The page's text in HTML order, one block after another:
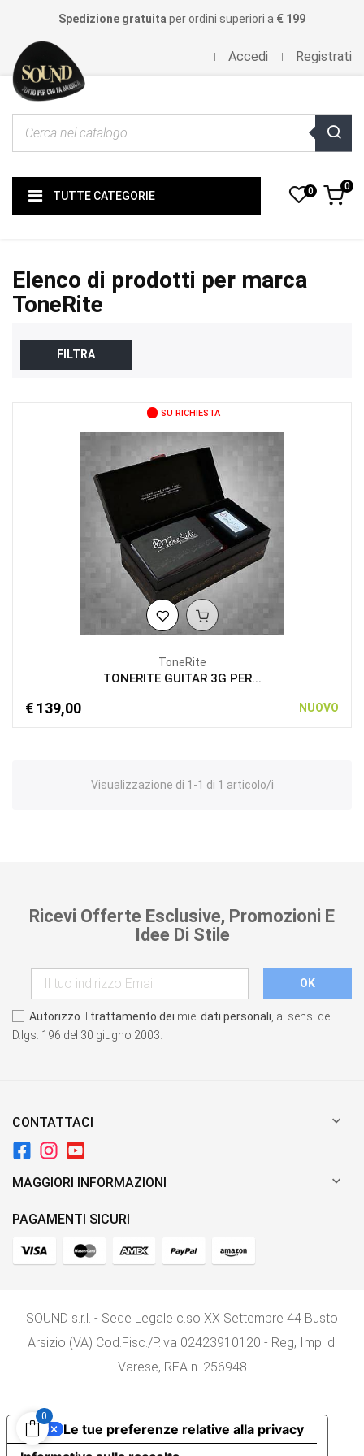
Spedizione gratuita per ordini superiori a € 199
Accedi Registrati
TUTTE CATEGORIE 0 0
Elenco di prodotti per marca
ToneRite
FILTRA
SU RICHIESTA
ToneRite
TONERITE GUITAR 3G PER...
€ 139,00 NUOVO
Visualizzazione di 1-1 di 1 articolo/i
Ricevi Offerte Esclusive, Promozioni E
Idee Di Stile
Autorizzo il trattamento dei miei dati personali , ai sensi del
D.lgs. 196 del 30 giugno 2003.
CONTATTACI 
MAGGIORI INFORMAZIONI 
PAGAMENTI SICURI
SOUND s.r.l. - Sede Legale c.so XX Settembre 44 Busto
Arsizio (VA) Cod.Fisc./P.iva 02423910120 - Reg, Imp. di
Varese, REA n. 256948
0
Le tue preferenze relative alla privacy